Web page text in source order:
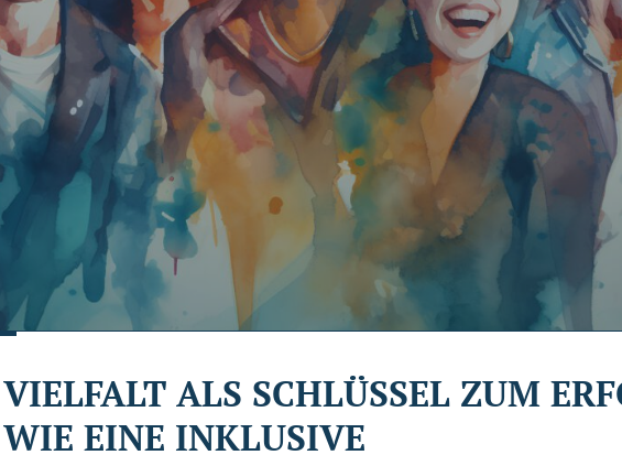
VIELFALT ALS SCHLÜSSEL ZUM
WIE EINE INKLUSIVE